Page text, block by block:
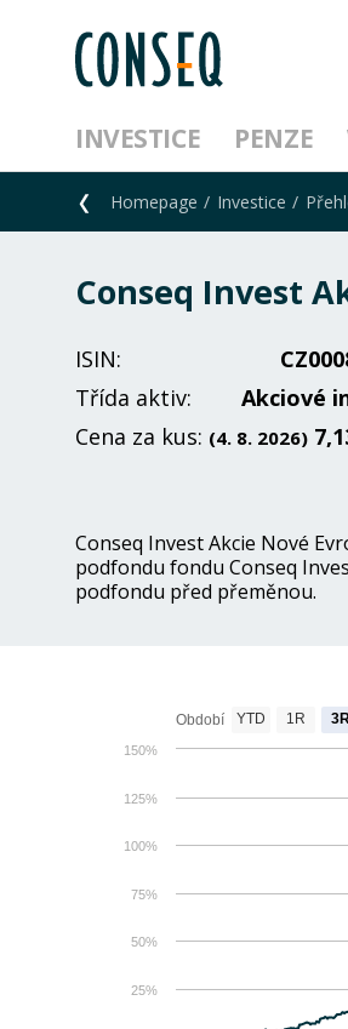
INVESTICE PENZE
Homepage Investice
Conseq Invest
ISIN:
Třída aktiv:
Akciové
Cena za kus: (4. 8. 2026)
Conseq Invest Akcie Nové
podfondu fondu Conseq
podfondu před přeměnou.
25%
50%
75%
100%
125%
150%
Období YTD 1R